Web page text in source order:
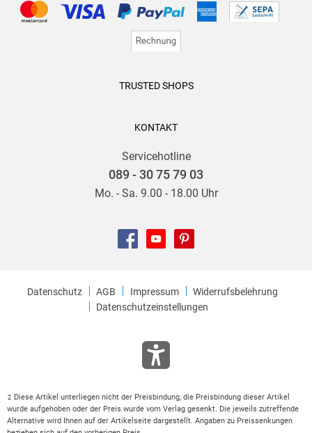
TRUSTED SHOPS
KONTAKT
Servicehotline
089 - 30 75 79 03
Mo. - Sa. 9.00 - 18.00 Uhr
Datenschutz AGB Impressum
Widerrufsbelehrung
Datenschutzeinstellungen
2
Diese Artikel unterliegen nicht der Preisbindung, die Preisbindung dieser Artikel
wurde aufgehoben oder der Preis wurde vom Verlag gesenkt. Die jeweils zutreffende
Alternative wird Ihnen auf der Artikelseite dargestellt. Angaben zu Preissenkungen